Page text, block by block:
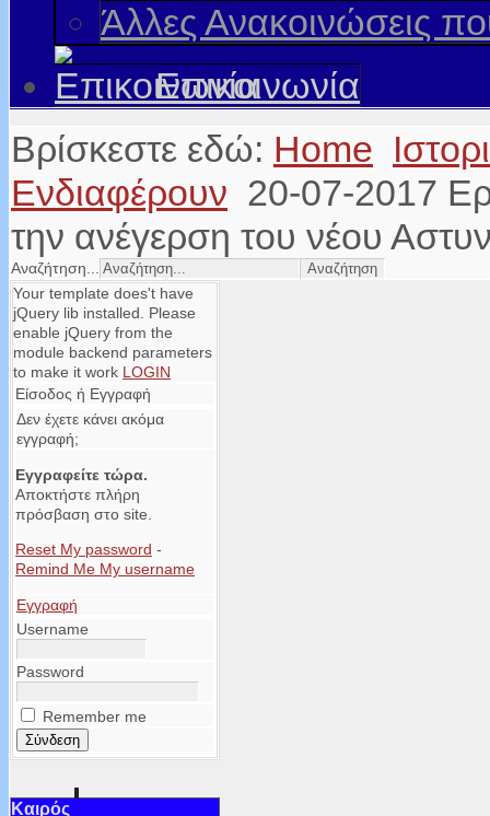
Άλλες Ανακοινώσεις
Επικοινωνία
Βρίσκεστε εδώ: Home
Ενδιαφέρουν 20-07-2017
την ανέγερση του νέου
Αναζήτηση...
Your template does't have
jQuery lib installed. Please
enable jQuery from the
module backend parameters
to make it work LOGIN
Είσοδος ή Εγγραφή
Δεν έχετε κάνει ακόμα
εγγραφή;
Εγγραφείτε τώρα.
Αποκτήστε πλήρη
πρόσβαση στο site.
Reset My password -
Remind Me My username
Εγγραφή
Username
Password
Remember me
Καιρός